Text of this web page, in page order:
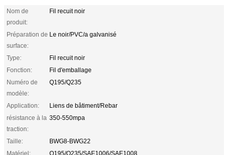
Nom de
produit:
Fil recuit noir
Préparation de
surface:
Le noir/PVC/a galvanisé
Type:
Fil recuit noir
Fonction:
Fil d'emballage
Numéro de
modèle:
Q195/Q235
Application:
Liens de bâtiment/Rebar
résistance à la
traction:
350-550mpa
Taille:
BWG8-BWG22
Matériel:
Q195/Q235/SAE1006/SAE1008